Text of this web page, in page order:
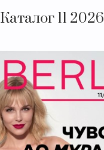
Каталог 11 2026